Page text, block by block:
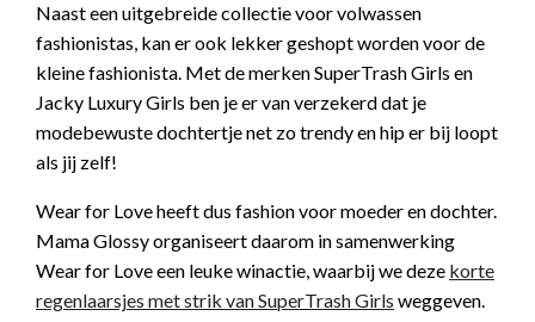
Naast een uitgebreide collectie voor volwassen
fashionistas, kan er ook lekker geshopt worden voor de
kleine fashionista. Met de merken SuperTrash Girls en
Jacky Luxury Girls ben je er van verzekerd dat je
modebewuste dochtertje net zo trendy en hip er bij loopt
als jij zelf!
Wear for Love heeft dus fashion voor moeder en dochter.
Mama Glossy organiseert daarom in samenwerking
Wear for Love een leuke winactie, waarbij we deze korte
regenlaarsjes met strik van SuperTrash Girls weggeven.